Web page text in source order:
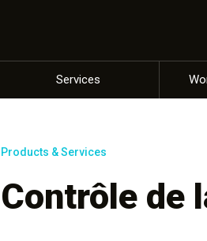
Services
Products & Services
Contrôle de